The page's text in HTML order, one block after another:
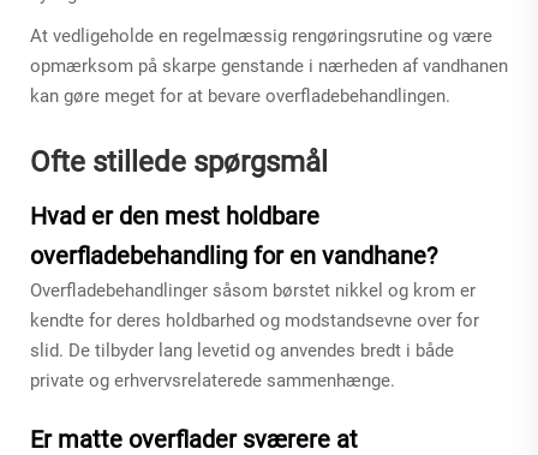
At vedligeholde en regelmæssig rengøringsrutine og være
opmærksom på skarpe genstande i nærheden af vandhanen
kan gøre meget for at bevare overfladebehandlingen.
Ofte stillede spørgsmål
Hvad er den mest holdbare
overfladebehandling for en vandhane?
Overfladebehandlinger såsom børstet nikkel og krom er
kendte for deres holdbarhed og modstandsevne over for
slid. De tilbyder lang levetid og anvendes bredt i både
private og erhvervsrelaterede sammenhænge.
Er matte overflader sværere at